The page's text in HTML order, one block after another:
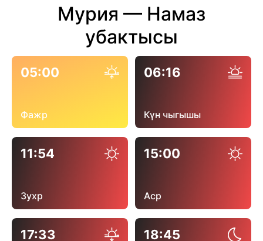
Мурия — Намаз
убактысы
05:00
Фажр
06:16
Күн чыгышы
11:54
Зухр
15:00
Аср
17:33 18:45